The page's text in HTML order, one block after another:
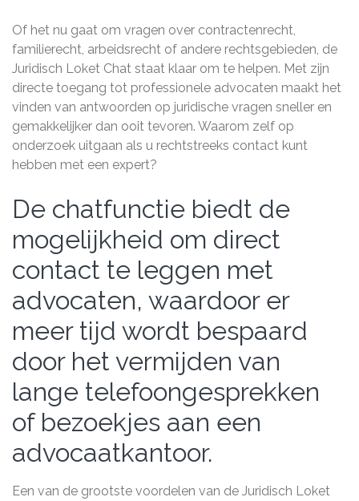
Of het nu gaat om vragen over contractenrecht,
familierecht, arbeidsrecht of andere rechtsgebieden, de
Juridisch Loket Chat staat klaar om te helpen. Met zijn
directe toegang tot professionele advocaten maakt het
vinden van antwoorden op juridische vragen sneller en
gemakkelijker dan ooit tevoren. Waarom zelf op
onderzoek uitgaan als u rechtstreeks contact kunt
hebben met een expert?
De chatfunctie biedt de
mogelijkheid om direct
contact te leggen met
advocaten, waardoor er
meer tijd wordt bespaard
door het vermijden van
lange telefoongesprekken
of bezoekjes aan een
advocaatkantoor.
Een van de grootste voordelen van de Juridisch Loket